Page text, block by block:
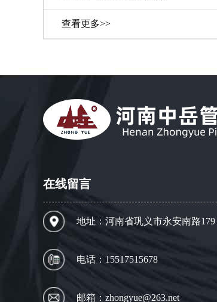
查看更多>>
在线留言
地址：河南省巩义市永安南路
电话：15517515678
邮箱：zhongyue@263.net